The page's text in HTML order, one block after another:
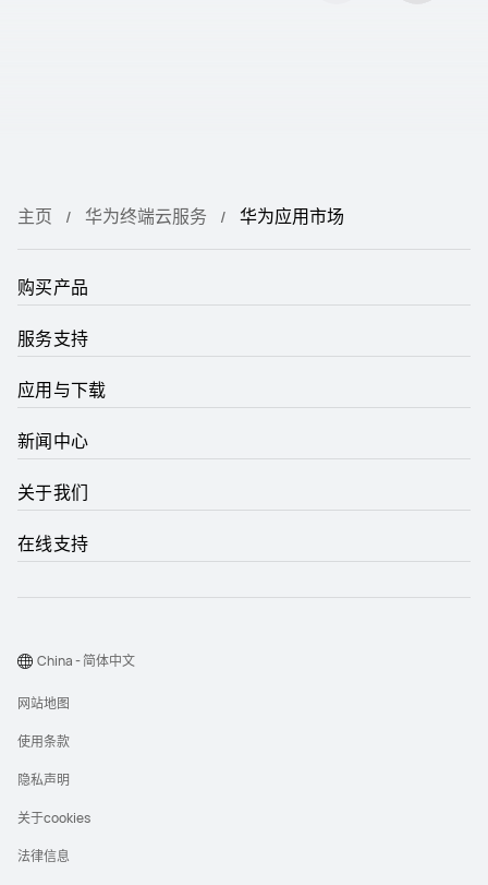
主页 华为终端云服务 华为应用市场
购买产品
服务支持
应用与下载
新闻中心
关于我们
在线支持
网站地图
使用条款
隐私声明
关于cookies
法律信息
China - 简体中文